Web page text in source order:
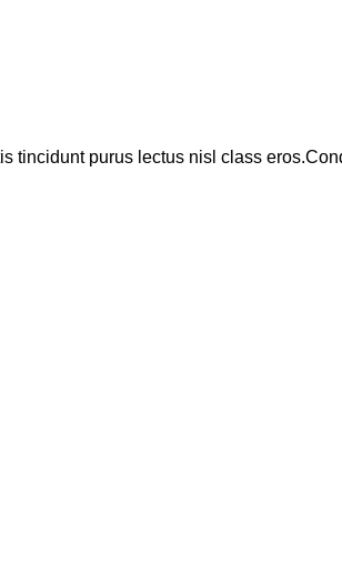
purus lectus nisl class